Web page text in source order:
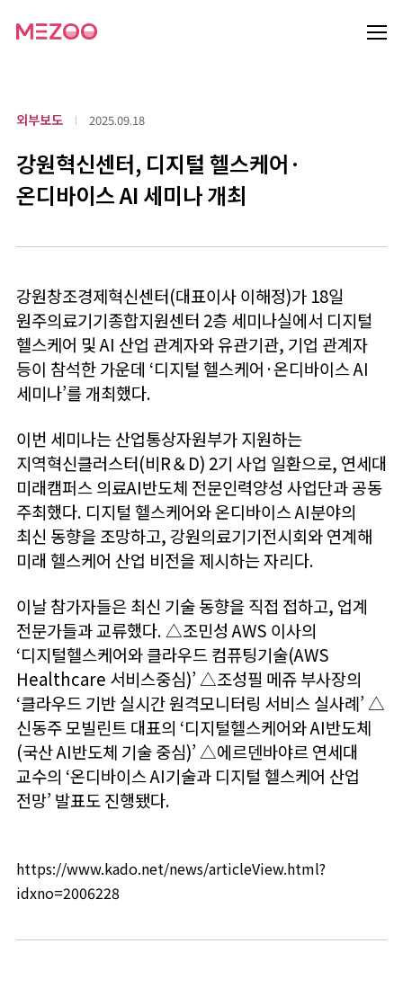
외부보도 2025.09.18
강원혁신센터, 디지털 헬스케어·
온디바이스 AI 세미나 개최
강원창조경제혁신센터(대표이사 이해정)가 18일
원주의료기기종합지원센터 2층 세미나실에서 디지털
헬스케어 및 AI 산업 관계자와 유관기관, 기업 관계자
등이 참석한 가운데 ‘디지털 헬스케어·온디바이스 AI
세미나’를 개최했다.
이번 세미나는 산업통상자원부가 지원하는
지역혁신클러스터(비R＆D) 2기 사업 일환으로, 연세대
미래캠퍼스 의료AI반도체 전문인력양성 사업단과 공동
주최했다. 디지털 헬스케어와 온디바이스 AI분야의
최신 동향을 조망하고, 강원의료기기전시회와 연계해
미래 헬스케어 산업 비전을 제시하는 자리다.
이날 참가자들은 최신 기술 동향을 직접 접하고, 업계
전문가들과 교류했다. △조민성 AWS 이사의
‘디지털헬스케어와 클라우드 컴퓨팅기술(AWS
Healthcare 서비스중심)’ △조성필 메쥬 부사장의
‘클라우드 기반 실시간 원격모니터링 서비스 실사례’ △
신동주 모빌린트 대표의 ‘디지털헬스케어와 AI반도체
(국산 AI반도체 기술 중심)’ △에르덴바야르 연세대
교수의 ‘온디바이스 AI기술과 디지털 헬스케어 산업
전망’ 발표도 진행됐다.
https://www.kado.net/news/articleView.html?
idxno=2006228